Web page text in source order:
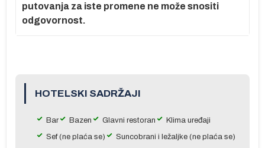
putovanja za iste promene ne može snositi
odgovornost.
HOTELSKI SADRŽAJI
Bar Bazen Glavni restoran
Klima uređaji
Sef (ne plaća se)
Suncobrani i ležaljke (ne plaća se)